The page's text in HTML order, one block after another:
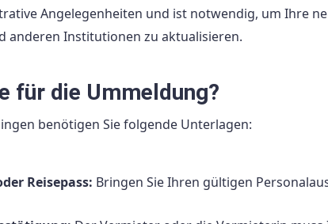
Angelegenheiten und ist notwendig, um Ihre
anderen Institutionen zu aktualisieren.
für die Ummeldung?
benötigen Sie folgende Unterlagen:
Reisepass: Bringen Sie Ihren gültigen